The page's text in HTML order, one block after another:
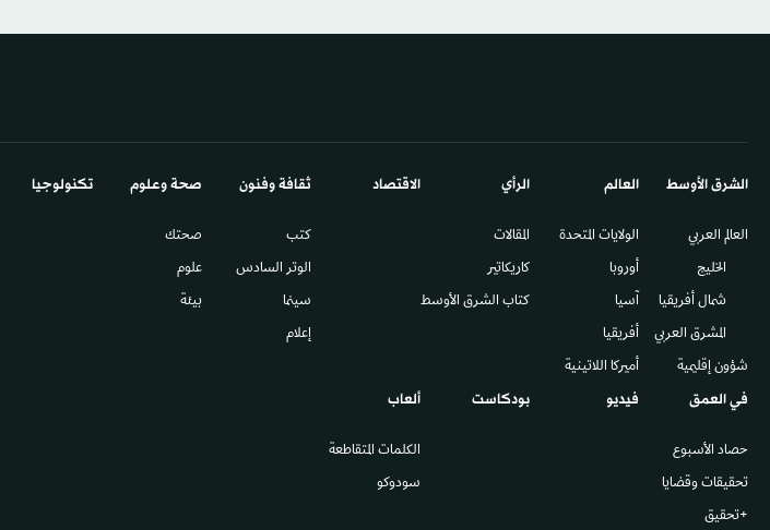
الشرق الأوسط​
العالم العربي
الخليج
شمال أفريقيا
المشرق العربي
شؤون إقليمية
العالم
الولايات المتحدة
أوروبا
آسيا
أفريقيا
أميركا اللاتينية
الرأي
المقالات
كاريكاتير
كتاب الشرق الأوسط
الاقتصاد ثقافة وفنون
كتب
الوتر السادس​
سينما
إعلام
صحة وعلوم
صحتك
علوم
بيئة
تكنولوجيا
في العمق
حصاد الأسبوع
تحقيقات وقضايا
+تحقيق
فيديو بودكاست ألعاب
الكلمات المتقاطعة
سودوكو